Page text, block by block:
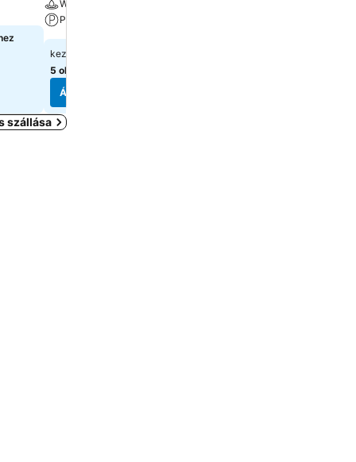
Wellness
Parkoló
kezdőár:
5 oldal
Árak megjelenítése
szállása